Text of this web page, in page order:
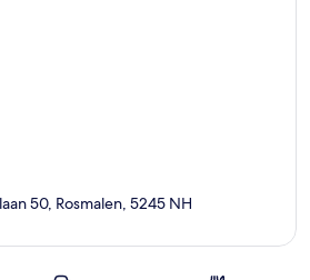
50, Rosmalen, 5245 NH